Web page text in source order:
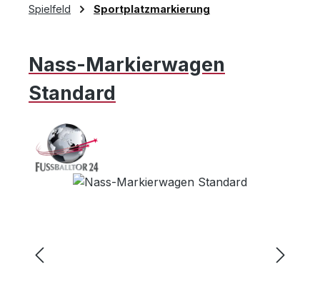
Spielfeld Sportplatzmarkierung
Nass-Markierwagen
Standard
Bildergalerie überspringen